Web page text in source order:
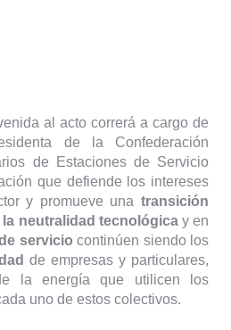
al acto correrá a cargo de
de la Confederación
de Estaciones de Servicio
que defiende los intereses
y promueve una transición
neutralidad tecnológicay en
servicio continúen siendo los
de empresas y particulares,
la energía que utilicen los
uno de estos colectivos.